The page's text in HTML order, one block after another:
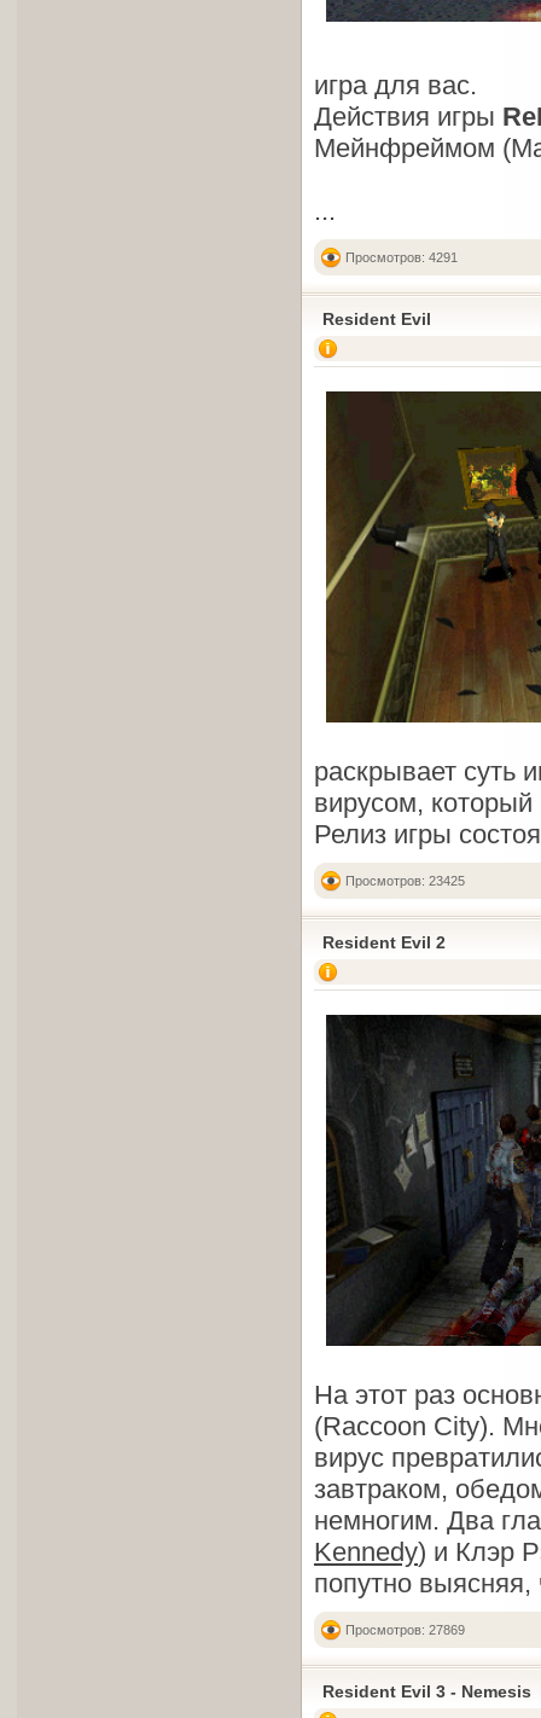
игра для вас.
Действия игры
Мейнфреймом
...
Просмотров: 4291
Resident Evil
раскрывает суть
вирусом,
Релиз игры
Просмотров: 23425
Resident Evil 2
На этот раз
(Raccoon City).
вирус
завтраком,
немногим. Два
Kennedy) и Клэр
попутно выясняя,
Просмотров: 27869
Resident Evil 3 - Nemesis